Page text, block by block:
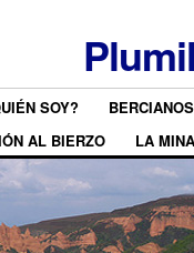
SOY?
AL BIERZO
LA MINA